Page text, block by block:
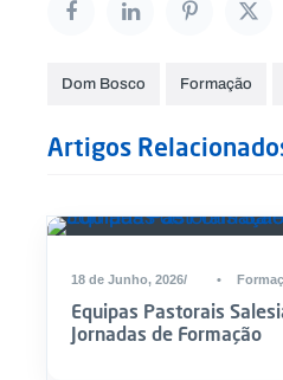
Dom Bosco Formação
Artigos
18 de Junho, 2026 •
Equipas Pastorais
Jornadas de Formação